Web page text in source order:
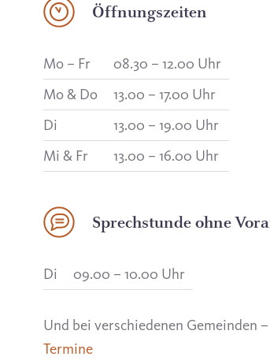
Öffnungszeiten
Mo – Fr
08.30 – 12.00 Uhr
Mo & Do
13.00 – 17.00 Uhr
Di
13.00 – 19.00 Uhr
Mi & Fr
13.00 – 16.00 Uhr
Sprechstunde ohne
Di 09.00 – 10.00 Uhr
Und bei verschiedenen Gemeinden
Termine